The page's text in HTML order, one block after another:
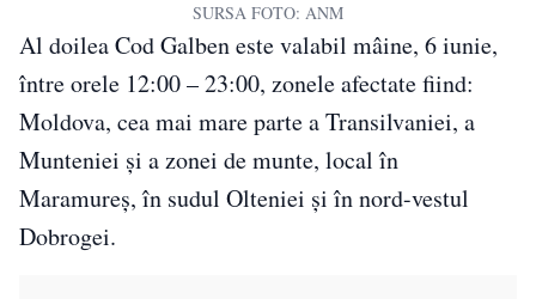
SURSA FOTO: ANM
Al doilea Cod Galben este valabil mâine, 6 iunie,
între orele 12:00 – 23:00, zonele afectate fiind:
Moldova, cea mai mare parte a Transilvaniei, a
Munteniei și a zonei de munte, local în
Maramureș, în sudul Olteniei și în nord-vestul
Dobrogei.